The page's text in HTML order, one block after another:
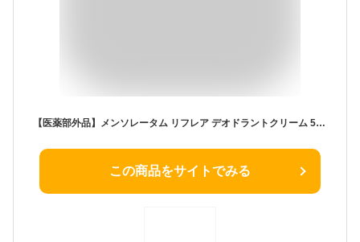
【医薬部外品】メンソレータム リフレア デオドラントクリーム 55g （制汗剤 高密着クリーム ジャータイプ ワキガなどのニオイの元に効く 無香料 殺菌有効成分W配合）
この商品をサイトでみる